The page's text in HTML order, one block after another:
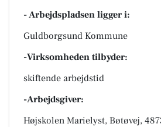
- Arbejdspladsen ligger i:
Guldborgsund Kommune
-Virksomheden tilbyder:
skiftende arbejdstid
-Arbejdsgiver:
Højskolen Marielyst, Bøtøvej,